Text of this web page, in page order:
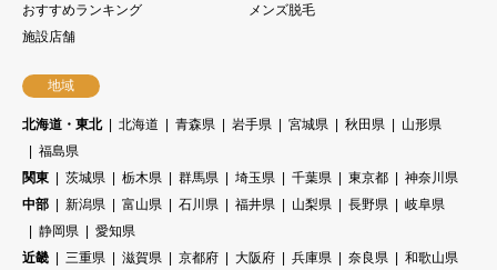
おすすめランキング
メンズ脱毛
施設店舗
地域
北海道・東北 北海道 青森県 岩手県 宮城県 秋田県
山形県
福島県
関東
茨城県 栃木県 群馬県 埼玉県 千葉県 東京都
神奈川県
中部
新潟県 富山県 石川県 福井県 山梨県 長野県
岐阜県
静岡県
愛知県
近畿
三重県 滋賀県 京都府 大阪府 兵庫県 奈良県
和歌山県